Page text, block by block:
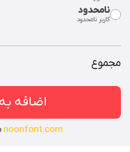
بیشتر
استفاده از فایل فونت در همه‌ی
نامحدود
کاربر نامحدود
شرکت‌های دارای زیرمجموعه
مجموع
اضافه
noonfont.com